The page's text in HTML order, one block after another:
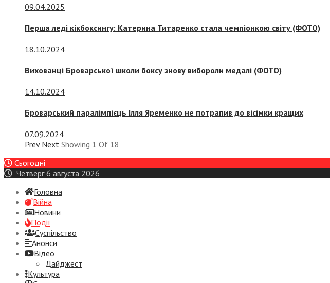
09.04.2025
Перша леді кікбоксингу: Катерина Титаренко стала чемпіонкою світу (ФОТО)
18.10.2024
Вихованці Броварської школи боксу знову вибороли медалі (ФОТО)
14.10.2024
Броварський паралімпієць Ілля Яременко не потрапив до вісімки кращих
07.09.2024
Prev Next Showing 1 Of 18
Сьогодні
Четверг 6 августа 2026
Головна
Війна
Новини
Події
Суспiльство
Анонси
Відео
Дайджест
Культура